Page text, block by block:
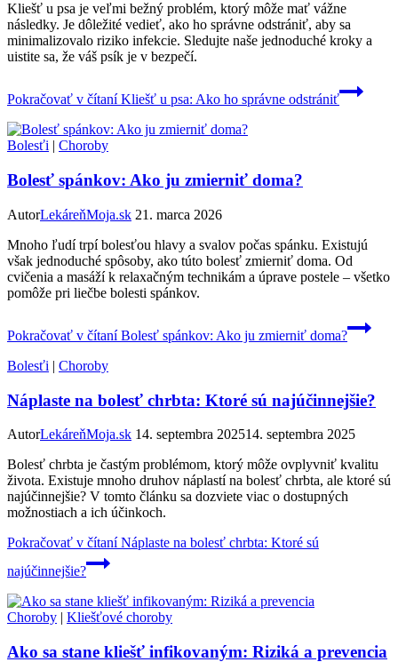
Kliešť u psa je veľmi bežný problém, ktorý môže mať vážne
následky. Je dôležité vedieť, ako ho správne odstrániť, aby sa
minimalizovalo riziko infekcie. Sledujte naše jednoduché kroky a
uistite sa, že váš psík je v bezpečí.
Pokračovať v čítaníKliešť u psa: Ako ho správne odstrániť
Bolesťi | Choroby
Bolesť spánkov: Ako ju zmierniť doma?
AutorLekáreňMoja.sk 21. marca 2026
Mnoho ľudí trpí bolesťou hlavy a svalov počas spánku. Existujú
však jednoduché spôsoby, ako túto bolesť zmierniť doma. Od
cvičenia a masáží k relaxačným technikám a úprave postele – všetko
pomôže pri liečbe bolesti spánkov.
Pokračovať v čítaníBolesť spánkov: Ako ju zmierniť doma?
Bolesťi | Choroby
Náplaste na bolesť chrbta: Ktoré sú najúčinnejšie?
AutorLekáreňMoja.sk 14. septembra 202514. septembra 2025
Bolesť chrbta je častým problémom, ktorý môže ovplyvniť kvalitu
života. Existuje mnoho druhov náplastí na bolesť chrbta, ale ktoré sú
najúčinnejšie? V tomto článku sa dozviete viac o dostupných
možnostiach a ich účinkoch.
Pokračovať v čítaníNáplaste na bolesť chrbta: Ktoré sú
najúčinnejšie?
Choroby | Kliešťové choroby
Ako sa stane kliešť infikovaným: Riziká a prevencia